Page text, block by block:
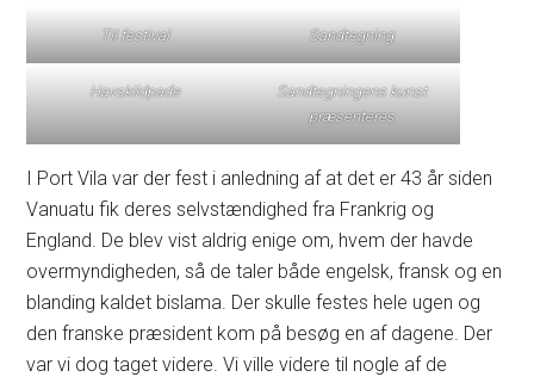
Til festival Sandtegning
Havskildpade
Sandtegningens kunst
præsenteres
I Port Vila var der fest i anledning af at det er 43 år siden
Vanuatu fik deres selvstændighed fra Frankrig og
England. De blev vist aldrig enige om, hvem der havde
overmyndigheden, så de taler både engelsk, fransk og en
blanding kaldet bislama. Der skulle festes hele ugen og
den franske præsident kom på besøg en af dagene. Der
var vi dog taget videre. Vi ville videre til nogle af de